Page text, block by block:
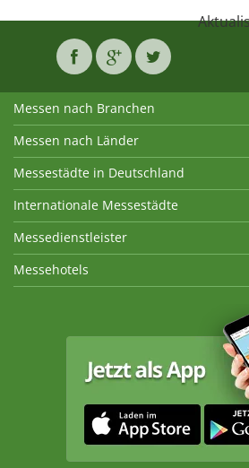
Messen nach Branchen
Messen nach Länder
Messestädte in Deutschland
Internationale Messestädte
Messedienstleister
Messehotels